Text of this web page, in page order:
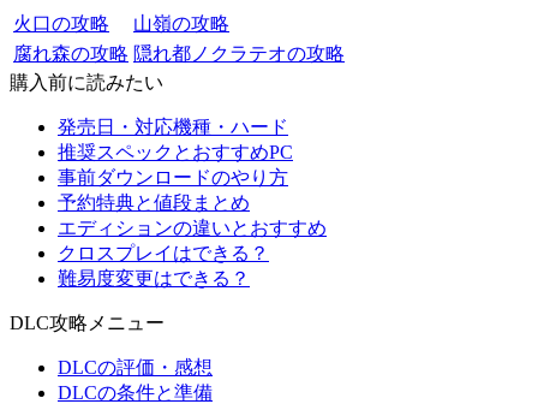
火口の攻略
山嶺の攻略
腐れ森の攻略 隠れ都ノクラテオの攻略
購入前に読みたい
発売日・対応機種・ハード
推奨スペックとおすすめPC
事前ダウンロードのやり方
予約特典と値段まとめ
エディションの違いとおすすめ
クロスプレイはできる？
難易度変更はできる？
DLC攻略メニュー
DLCの評価・感想
DLCの条件と準備